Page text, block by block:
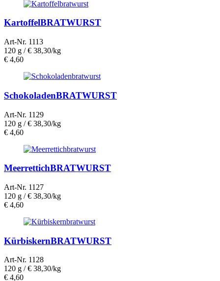
KartoffelBRATWURST
Art-Nr. 1113
120 g /€ 38,30/kg
€ 4,60
SchokoladenBRATWURST
Art-Nr. 1129
120 g /€ 38,30/kg
€ 4,60
MeerrettichBRATWURST
Art-Nr. 1127
120 g /€ 38,30/kg
€ 4,60
KürbiskernBRATWURST
Art-Nr. 1128
120 g /€ 38,30/kg
€ 4,60